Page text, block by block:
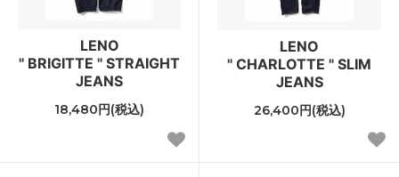
LENO
" BRIGITTE " STRAIGHT
JEANS
18,480円(税込)
LENO
" CHARLOTTE " SLIM
JEANS
26,400円(税込)